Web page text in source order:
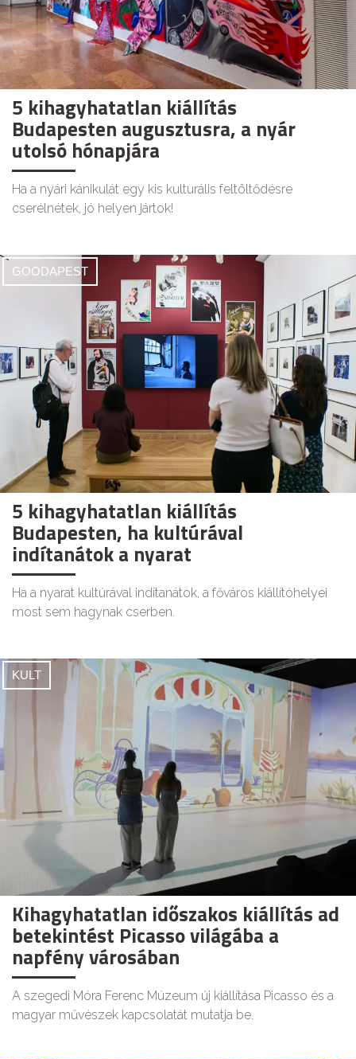
5 kihagyhatatlan kiállítás
Budapesten augusztusra, a nyár
utolsó hónapjára
Ha a nyári kánikulát egy kis kulturális feltöltődésre
cserélnétek, jó helyen jártok!
GOODAPEST
5 kihagyhatatlan kiállítás
Budapesten, ha kultúrával
indítanátok a nyarat
Ha a nyarat kultúrával indítanátok, a főváros kiállítóhelyei
most sem hagynak cserben.
KULT
Kihagyhatatlan időszakos kiállítás ad
betekintést Picasso világába a
napfény városában
A szegedi Móra Ferenc Múzeum új kiállítása Picasso és a
magyar művészek kapcsolatát mutatja be.